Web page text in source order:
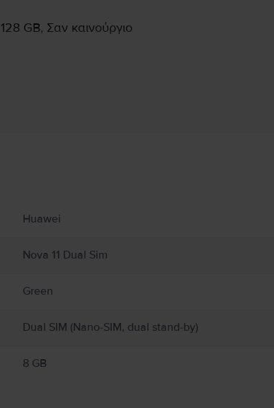
GB, Σαν καινούργιο
του προϊόντος.
Huawei
Nova 11 Dual Sim
Green
Dual SIM (Nano-SIM, dual stand-by)
8 GB